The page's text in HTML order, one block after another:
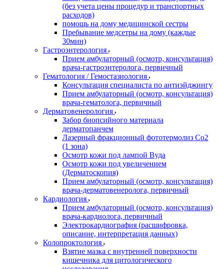
(без учета цены процедур и транспортных
расходов)
помощь на дому медицинской сестры
Пребывание медсетры на дому (каждые
30мин)
Гастроэнтерология
Прием амбулаторный (осмотр, консультация)
врача-гастроэнтеролога, первичный
Гематология / Гемостазиология
Консультация специалиста по антиэйджингу
Прием амбулаторный (осмотр, консультация)
врача-гематолога, первичный
Дерматовенерология
Забор биопсийного материала
дерматопанчем
Лазерный фракционный фототермолиз Со2
(1 зона)
Осмотр кожи под лампой Вуда
Осмотр кожи под увеличением
(Дерматоскопия)
Прием амбулаторный (осмотр, консультация)
врача-дерматовенеролога, первичный
Кардиология
Прием амбулаторный (осмотр, консультация)
врача-кардиолога, первичный
Электрокардиография (расшифровка,
описание, интерпретация данных)
Колопроктология
Взятие мазка с внутренней поверхности
кишечника для цитологического